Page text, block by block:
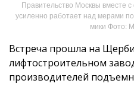
Правительство Москвы вместе
усиленно работает над мерами
мики Фото:
Встреча прошла на
лифтостроительном
производителей